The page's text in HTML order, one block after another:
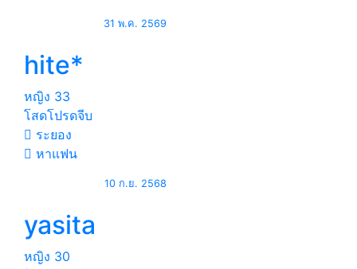
31 พ.ค. 2569
hite*
หญิง 33
โสดโปรดจีบ
ระยอง
หาแฟน
10 ก.ย. 2568
yasita
หญิง 30